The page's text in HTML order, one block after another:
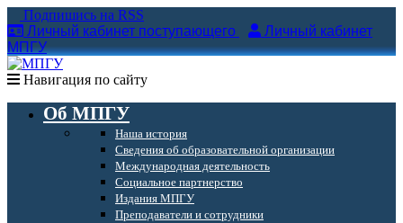
Подпишись на RSS
Личный кабинет поступающего
Личный кабинет
МПГУ
Навигация по сайту
Об МПГУ
Наша история
Сведения об образовательной организации
Международная деятельность
Социальное партнерство
Издания МПГУ
Преподаватели и сотрудники